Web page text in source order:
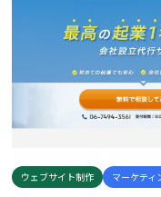
ウェブサイト制作 マーケティ